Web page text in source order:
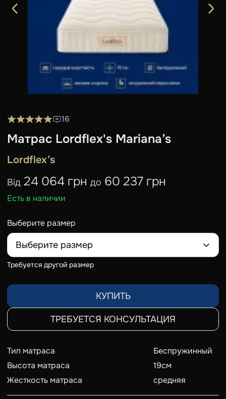
16
Матрас Lordflex's Mariana’s
Lordflex’s
Від 24 064 грн до 60 237 грн
Есть в наличии
Выберите размер
Выберите размер
Требуется другой размер
КУПИТЬ
ТРЕБУЕТСЯ КОНСУЛЬТАЦИЯ
Тип матраса
Беспружинный
Высота матраса
19см
Жесткость матраса
средняя